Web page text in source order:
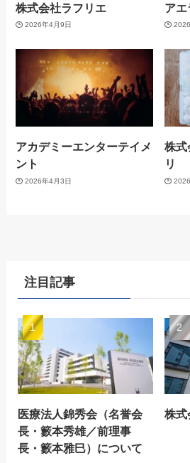
株式会社ラフリエ
2026年4月9日
ア
アカデミーエンターテイメ
ント
2026年4月3日
株式
リ
注目記事
医療法人錦秀会（名誉会
長・籔本秀雄／前理事
長・籔本雅巳）について
株式